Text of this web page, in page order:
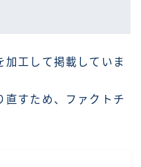
工して掲載していま
すため、ファクトチ